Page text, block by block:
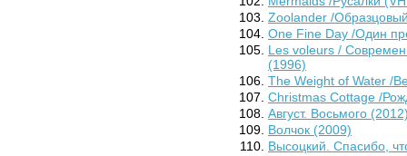
Zoolander /
One Fine Day /Один
Les voleurs /
(1996)
The Weight of Water /
Christmas Cottage /
Август. Восьмого
Волчок (2009)
Высоцкий. Спасибо,